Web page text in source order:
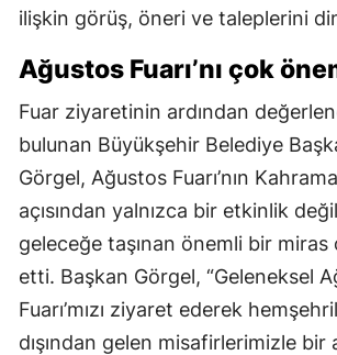
ilişkin görüş, öneri ve taleplerini
Ağustos Fuarı’nı çok
Fuar ziyaretinin ardından
bulunan Büyükşehir Belediye
Görgel, Ağustos Fuarı’nın
açısından yalnızca bir etkinlik
geleceğe taşınan önemli bir
etti. Başkan Görgel, “Geleneksel
Fuarı’mızı ziyaret ederek
dışından gelen misafirlerimizle bir